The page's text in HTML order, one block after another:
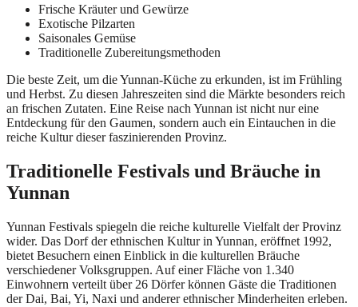
Frische Kräuter und Gewürze
Exotische Pilzarten
Saisonales Gemüse
Traditionelle Zubereitungsmethoden
Die beste Zeit, um die Yunnan-Küche zu erkunden, ist im Frühling
und Herbst. Zu diesen Jahreszeiten sind die Märkte besonders reich
an frischen Zutaten. Eine Reise nach Yunnan ist nicht nur eine
Entdeckung für den Gaumen, sondern auch ein Eintauchen in die
reiche Kultur dieser faszinierenden Provinz.
Traditionelle Festivals und Bräuche in
Yunnan
Yunnan Festivals spiegeln die reiche kulturelle Vielfalt der Provinz
wider. Das Dorf der ethnischen Kultur in Yunnan, eröffnet 1992,
bietet Besuchern einen Einblick in die kulturellen Bräuche
verschiedener Volksgruppen. Auf einer Fläche von 1.340
Einwohnern verteilt über 26 Dörfer können Gäste die Traditionen
der Dai, Bai, Yi, Naxi und anderer ethnischer Minderheiten erleben.